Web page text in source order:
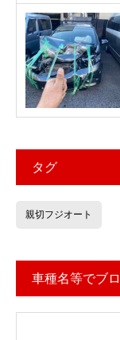
タグ
親切フジオート
車種名等でブ